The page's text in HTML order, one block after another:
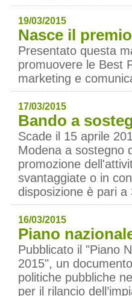
19/03/2015
Nasce il
Presentato questa
promuovere le Best
marketing e
17/03/2015
Bando a
Scade il 15 aprile
Modena a sostegno
promozione
svantaggiate o in
disposizione è pari
16/03/2015
Piano
Pubblicato il "Piano
2015", un
politiche pubbliche
per il rilancio